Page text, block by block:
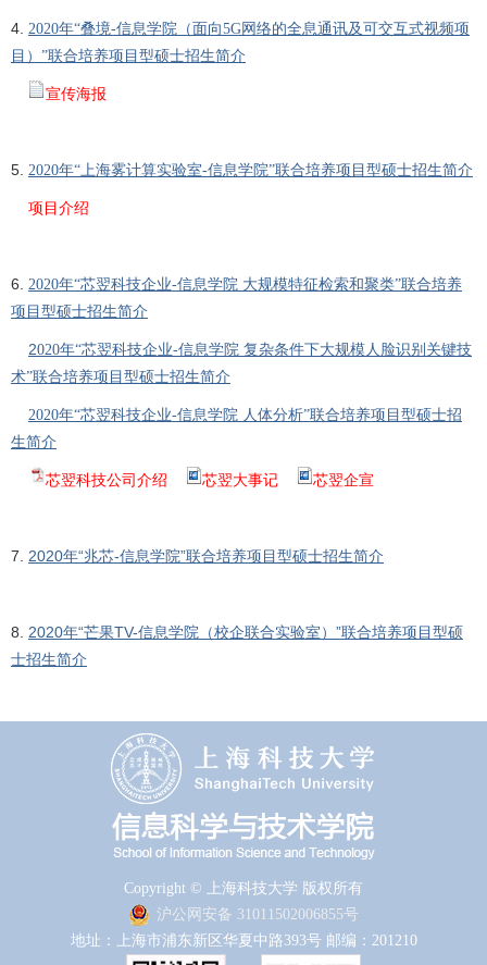
4. 2020年“叠境-信息学院（面向5G网络的全息通讯及可交互式视频项
目）”联合培养项目型硕士招生简介
宣传海报
5. 2020年“上海雾计算实验室-信息学院”联合培养项目型硕士招生简介
项目介绍
6. 2020年“芯翌科技企业-信息学院 大规模特征检索和聚类”联合培养
项目型硕士招生简介
2020年“芯翌科技企业-信息学院 复杂条件下大规模人脸识别关键技
术”联合培养项目型硕士招生简介
2020年“芯翌科技企业-信息学院 人体分析”联合培养项目型硕士招
生简介
芯翌科技公司介绍 芯翌大事记 芯翌企宣
7. 2020年“兆芯-信息学院”联合培养项目型硕士招生简介
8. 2020年“芒果TV-信息学院（校企联合实验室）”联合培养项目型硕
士招生简介
Copyright © 上海科技大学 版权所有
沪公网安备 31011502006855号
地址：上海市浦东新区华夏中路393号 邮编：201210